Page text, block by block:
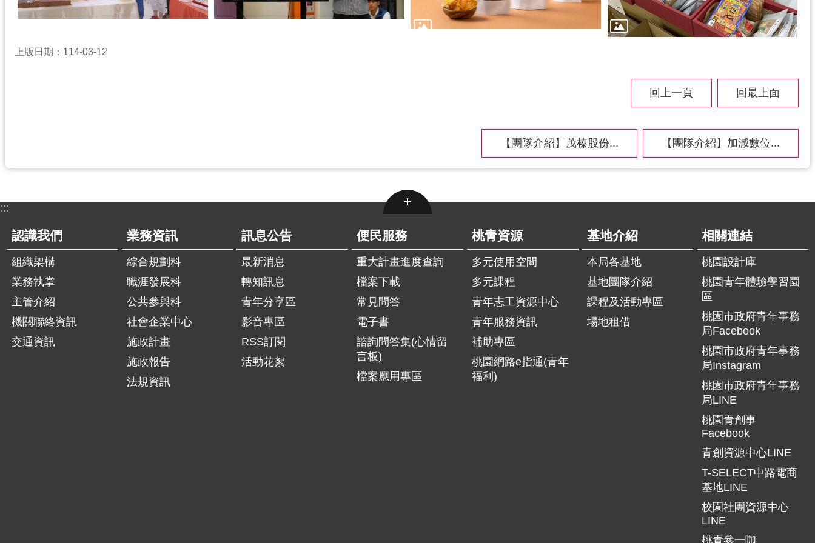
上版日期：114-03-12
回上一頁 回最上面
【團隊介紹】茂榛股份... 【團隊介紹】加減數位...
:::
認識我們
組織架構
業務執掌
主管介紹
機關聯絡資訊
交通資訊
業務資訊
綜合規劃科
職涯發展科
公共參與科
社會企業中心
施政計畫
施政報告
法規資訊
訊息公告
最新消息
轉知訊息
青年分享區
影音專區
RSS訂閱
活動花絮
便民服務
重大計畫進度查詢
檔案下載
常見問答
電子書
諮詢問答集(心情留
言板)
檔案應用專區
桃青資源
多元使用空間
多元課程
青年志工資源中心
青年服務資訊
補助專區
桃園網路e指通(青年
福利)
基地介紹
本局各基地
基地團隊介紹
課程及活動專區
場地租借
相關連結
桃園設計庫
桃園青年體驗學習園
區
桃園市政府青年事務
局Facebook
桃園市政府青年事務
局Instagram
桃園市政府青年事務
局LINE
桃園青創事
Facebook
青創資源中心LINE
T-SELECT中路電商
基地LINE
校園社團資源中心
LINE
桃青參一咖